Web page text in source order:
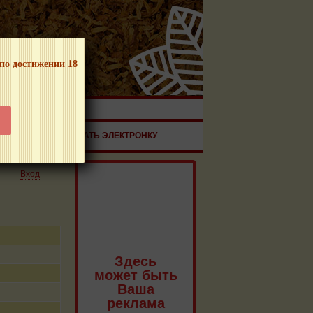
достижении 18
ПРОДУКЦИИ!
ЗАКАЗАТЬ ЭЛЕКТРОНКУ
Вход
Здесь
может быть
Ваша
реклама